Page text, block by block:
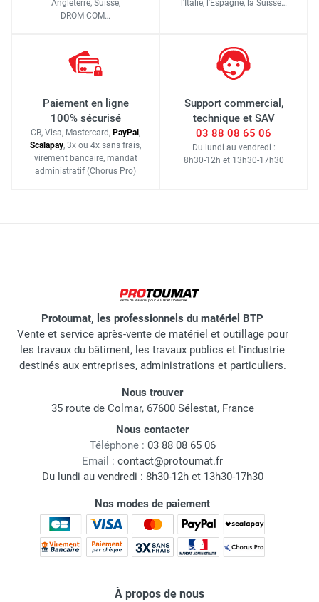
Angleterre, Suisse,
DROM-COM…
l'Italie, l'Espagne, la Suisse…
Paiement en ligne
100% sécurisé
CB, Visa, Mastercard, PayPal ,
Scalapay, 3x ou 4x sans frais,
virement bancaire, mandat
administratif (Chorus Pro)
Support commercial,
technique et SAV
03 88 08 65 06
Du lundi au vendredi :
8h30-12h et 13h30-17h30
Protoumat, les professionnels du matériel BTP
Vente et service après-vente de matériel et outillage pour
les travaux du bâtiment, les travaux publics et l'industrie
destinés aux entreprises, administrations et particuliers.
Nous trouver
35 route de Colmar, 67600 Sélestat, France
Nous contacter
Téléphone : 03 88 08 65 06
Email : contact@protoumat.fr
Du lundi au vendredi : 8h30-12h et 13h30-17h30
Nos modes de paiement
À propos de nous